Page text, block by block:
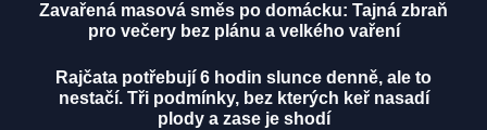
Zavařená masová směs po domácku: Tajná zbraň
pro večery bez plánu a velkého vaření
Rajčata potřebují 6 hodin slunce denně, ale to
nestačí. Tři podmínky, bez kterých keř nasadí
plody a zase je shodí